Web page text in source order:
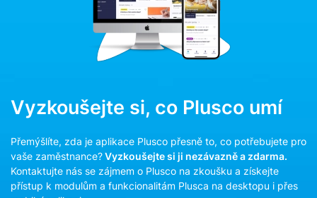
Vyzkoušejte si, co Plusco umí
Přemýšlíte, zda je aplikace Plusco přesně to, co potřebujete pro
vaše zaměstnance?Vyzkoušejte si ji nezávazně a zdarma.
Kontaktujte nás se zájmem o Plusco na zkoušku a získejte
přístup k modulům a funkcionalitám Plusca na desktopu i přes